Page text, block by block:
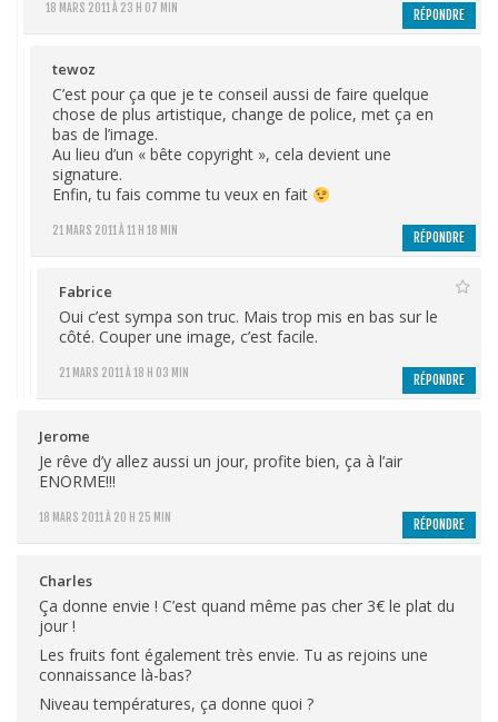
18 MARS 2011 À 23 H 07 MIN RÉPONDRE
tewoz
21 MARS 2011 À 11 H 18 MIN
C’est pour ça que je te conseil aussi de faire quelque
chose de plus artistique, change de police, met ça en
bas de l’image.
Au lieu d’un « bête copyright », cela devient une
signature.
Enfin, tu fais comme tu veux en fait
RÉPONDRE
Fabrice
21 MARS 2011 À 18 H 03 MIN
Oui c’est sympa son truc. Mais trop mis en bas sur le
côté. Couper une image, c’est facile.
RÉPONDRE
Jerome
18 MARS 2011 À 20 H 25 MIN
Je rêve d’y allez aussi un jour, profite bien, ça à l’air
ENORME!!!
RÉPONDRE
Charles
Ça donne envie ! C’est quand même pas cher 3€ le plat du
jour !
Les fruits font également très envie. Tu as rejoins une
connaissance là-bas?
Niveau températures, ça donne quoi ?